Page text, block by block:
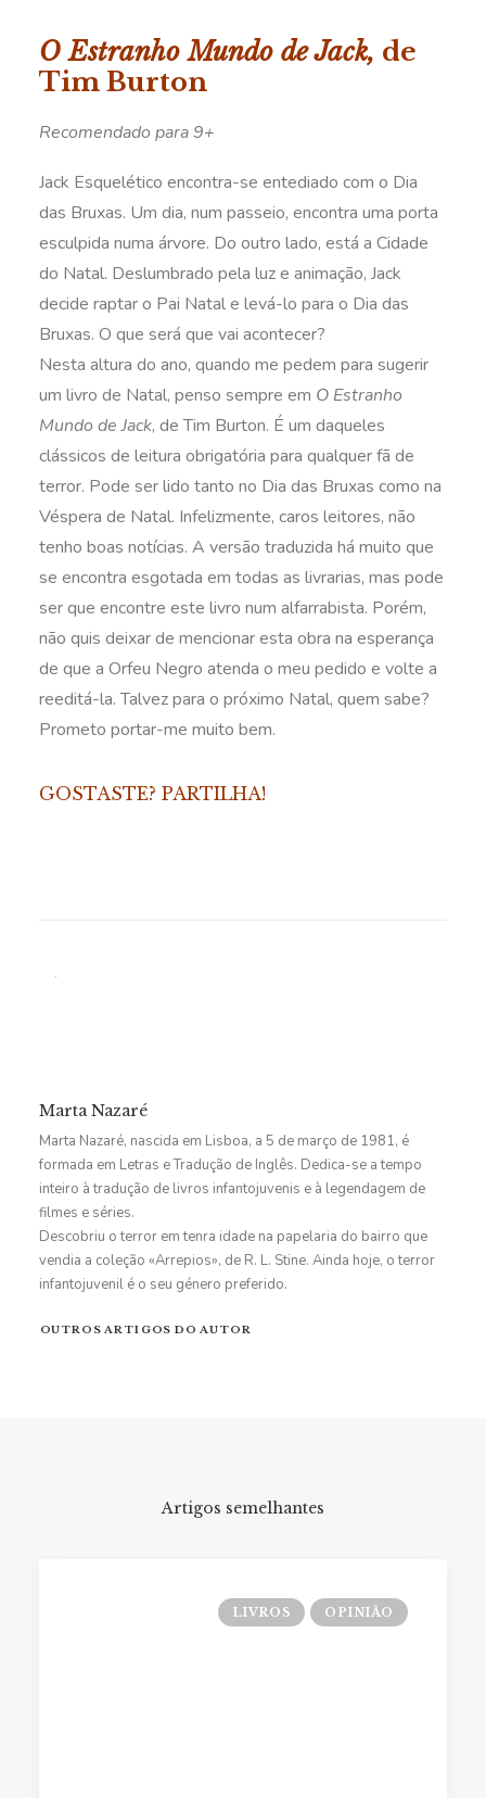
O Estranho Mundo de Jack, de
Tim Burton
Recomendado para 9+
Jack Esquelético encontra-se entediado com o Dia
das Bruxas. Um dia, num passeio, encontra uma porta
esculpida numa árvore. Do outro lado, está a Cidade
do Natal. Deslumbrado pela luz e animação, Jack
decide raptar o Pai Natal e levá-lo para o Dia das
Bruxas. O que será que vai acontecer?
Nesta altura do ano, quando me pedem para sugerir
um livro de Natal, penso sempre em O Estranho
Mundo de Jack, de Tim Burton. É um daqueles
clássicos de leitura obrigatória para qualquer fã de
terror. Pode ser lido tanto no Dia das Bruxas como na
Véspera de Natal. Infelizmente, caros leitores, não
tenho boas notícias. A versão traduzida há muito que
se encontra esgotada em todas as livrarias, mas pode
ser que encontre este livro num alfarrabista. Porém,
não quis deixar de mencionar esta obra na esperança
de que a Orfeu Negro atenda o meu pedido e volte a
reeditá-la. Talvez para o próximo Natal, quem sabe?
Prometo portar-me muito bem.
GOSTASTE? PARTILHA!
Marta Nazaré
Marta Nazaré, nascida em Lisboa, a 5 de março de 1981, é
formada em Letras e Tradução de Inglês. Dedica-se a tempo
inteiro à tradução de livros infantojuvenis e à legendagem de
filmes e séries.
Descobriu o terror em tenra idade na papelaria do bairro que
vendia a coleção «Arrepios», de R. L. Stine. Ainda hoje, o terror
infantojuvenil é o seu género preferido.
OUTROS ARTIGOS DO AUTOR
Artigos semelhantes
LIVROS OPINIÃO